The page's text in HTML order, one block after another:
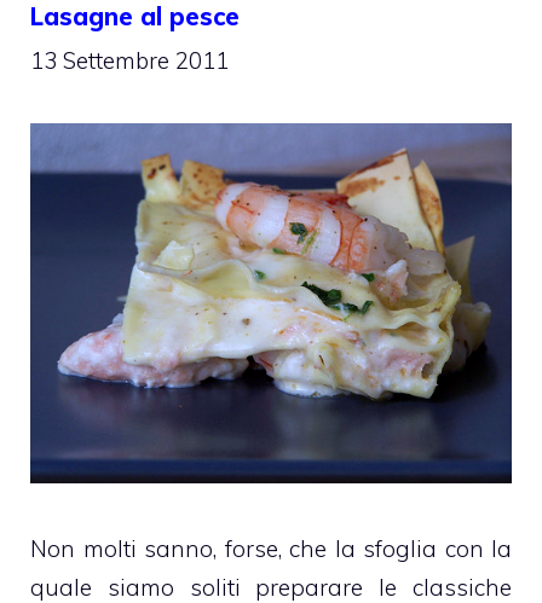
Lasagne al pesce
13 Settembre 2011
Non molti sanno, forse, che la sfoglia con la
quale siamo soliti preparare le classiche